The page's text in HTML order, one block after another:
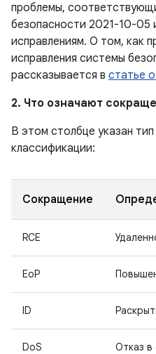
проблемы,
безопасности 2021-10-05
исправлениям. О том, как
исправления системы
рассказывается в статье
2. Что означают
В этом столбце указан
классификации:
Сокращение
RCE
EoP
ID
DoS Отказ в